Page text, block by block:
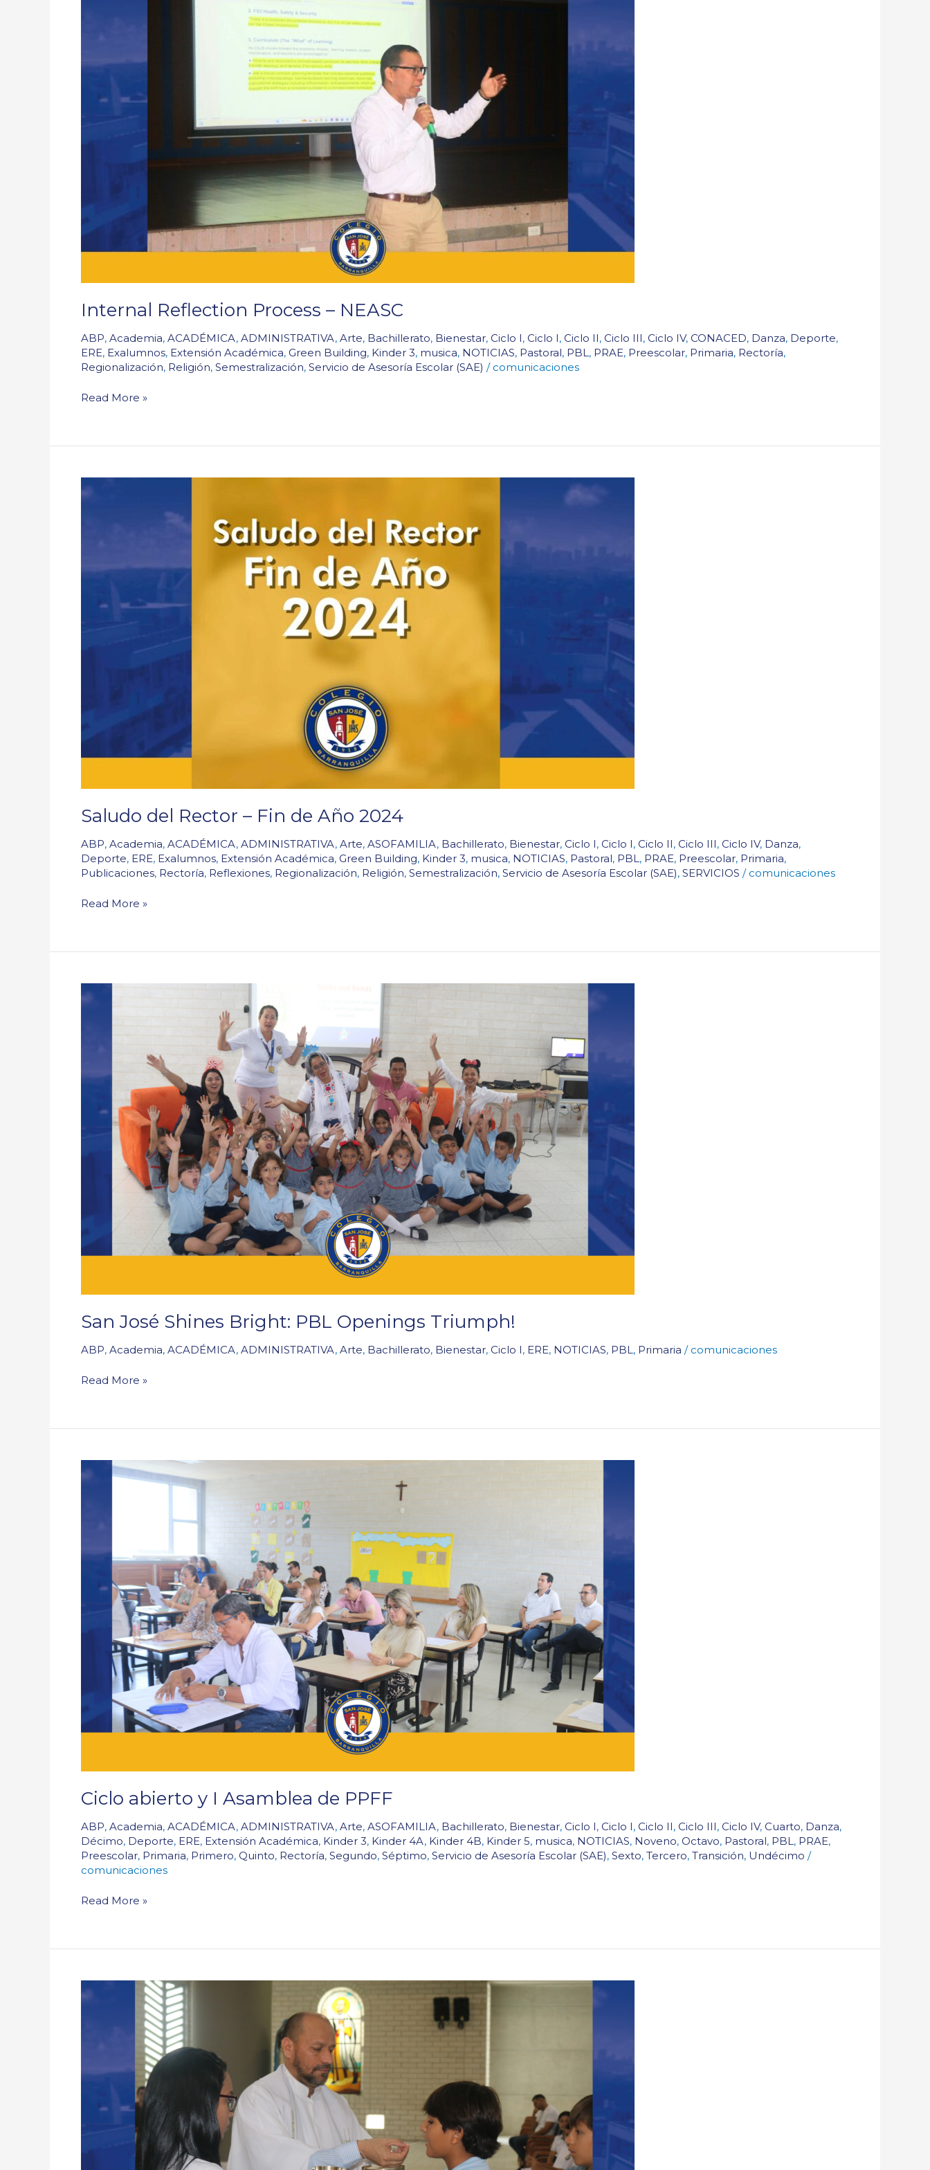
Internal Reflection Process – NEASC
ABP, Academia, ACADÉMICA, ADMINISTRATIVA, Arte, Bachillerato, Bienestar, Ciclo I, Ciclo I, Ciclo II, Ciclo III, Ciclo IV, CONACED, Danza, Deporte,
ERE, Exalumnos, Extensión Académica, Green Building, Kinder 3, musica, NOTICIAS, Pastoral, PBL , PRAE, Preescolar, Primaria, Rectoría,
Regionalización, Religión, Semestralización, Servicio de Asesoría Escolar (SAE) / comunicaciones
Read More »
Saludo del Rector – Fin de Año 2024
ABP, Academia, ACADÉMICA, ADMINISTRATIVA, Arte, ASOFAMILIA, Bachillerato, Bienestar, Ciclo I, Ciclo I, Ciclo II, Ciclo III, Ciclo IV, Danza,
Deporte, ERE, Exalumnos, Extensión Académica, Green Building, Kinder 3, musica, NOTICIAS, Pastoral, PBL , PRAE, Preescolar, Primaria,
Publicaciones, Rectoría, Reflexiones, Regionalización, Religión, Semestralización, Servicio de Asesoría Escolar (SAE), SERVICIOS / comunicaciones
Saludo
del
2024
Read More »
San José Shines Bright: PBL Openings Triumph!
ABP, Academia, ACADÉMICA, ADMINISTRATIVA, Arte, Bachillerato, Bienestar, Ciclo I, ERE, NOTICIAS, PBL , Primaria / comunicaciones
San
José
Openings
Read More »
Ciclo abierto y I Asamblea de PPFF
ABP, Academia, ACADÉMICA, ADMINISTRATIVA, Arte, ASOFAMILIA, Bachillerato, Bienestar, Ciclo I, Ciclo I, Ciclo II, Ciclo III, Ciclo IV, Cuarto, Danza,
Décimo, Deporte, ERE, Extensión Académica, Kinder 3, Kinder 4A, Kinder 4B, Kinder 5, musica, NOTICIAS, Noveno, Octavo, Pastoral, PBL , PRAE,
Preescolar, Primaria, Primero, Quinto, Rectoría, Segundo, Séptimo, Servicio de Asesoría Escolar (SAE), Sexto, Tercero, Transición, Undécimo /
comunicaciones
Ciclo
abierto
Read More »
Con
eucaristías:
enconmendó